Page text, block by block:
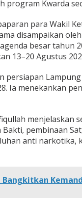
Kwarda
para Wakil
disampaikan
besar tahun
13–20 Agustus
persiapan
Ia menekankan
menjelaskan
pembinaan
anti narkotika,
Bangkitkan